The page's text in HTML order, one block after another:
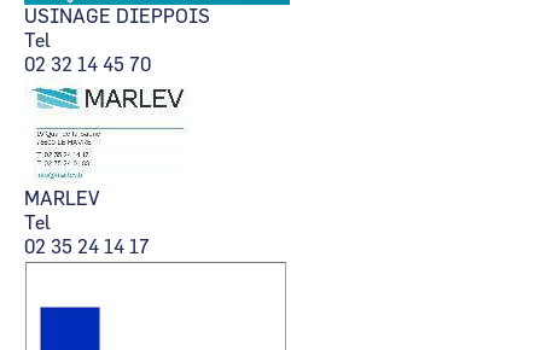
USINAGE DIEPPOIS
Tel
02 32 14 45 70
MARLEV
Tel
02 35 24 14 17